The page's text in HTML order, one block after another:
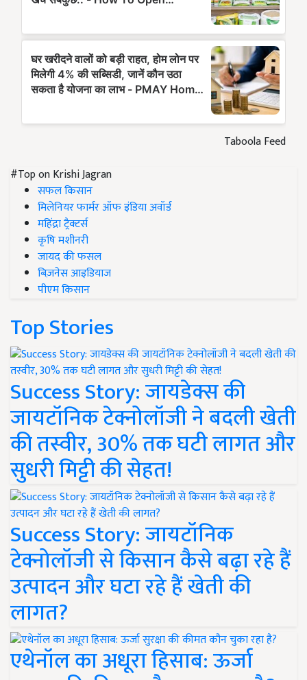
Taboola Feed
#Top on Krishi Jagran
सफल किसान
मिलेनियर फार्मर ऑफ इंडिया अवॉर्ड
महिंद्रा ट्रैक्टर्स
कृषि मशीनरी
जायद की फसल
बिज़नेस आइडियाज
पीएम किसान
Top Stories
Success Story: जायडेक्स की
जायटॉनिक टेक्नोलॉजी ने बदली खेती
की तस्वीर, 30% तक घटी लागत और
सुधरी मिट्टी की सेहत!
Success Story: जायटॉनिक
टेक्नोलॉजी से किसान कैसे बढ़ा रहे हैं
उत्पादन और घटा रहे हैं खेती की
लागत?
एथेनॉल का अधूरा हिसाब: ऊर्जा